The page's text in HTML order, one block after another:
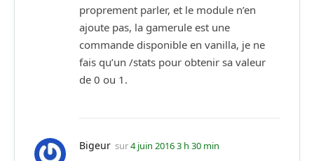
proprement parler, et le module n’en
ajoute pas, la gamerule est une
commande disponible en vanilla, je ne
fais qu’un /stats pour obtenir sa valeur
de 0 ou 1.
Bigeur sur4 juin 2016 3 h 30 min